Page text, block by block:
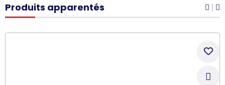
Produits apparentés